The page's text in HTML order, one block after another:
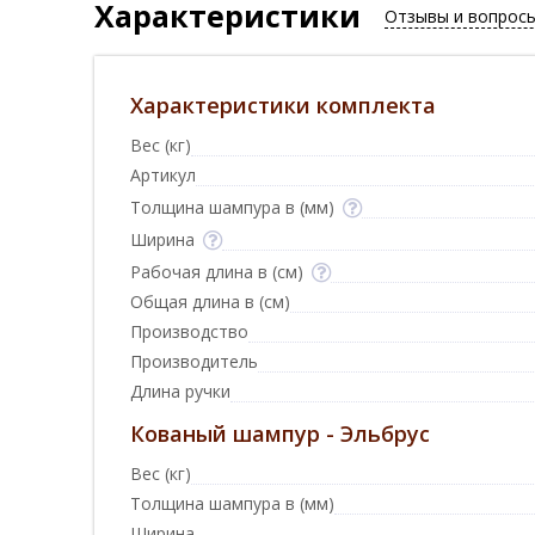
Характеристики Отзывы и
Характеристики комплекта
Вес (кг)
Артикул
Толщина шампура в (мм)
Ширина
Рабочая длина в (см)
Общая длина в (см)
Производство
Производитель
Длина ручки
Кованый шампур - Эльбрус
Вес (кг)
Толщина шампура в (мм)